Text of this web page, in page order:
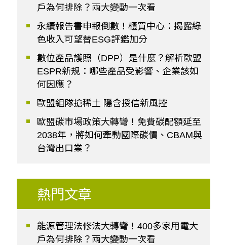
戶為何排除？兩大變動一次看
永續報告書申報倒數！櫃買中心：揭露綠
色收入可望替ESG評鑑加分
數位產品護照（DPP）是什麼？解析歐盟
ESPR新規：哪些產品受影響、企業該如
何因應？
歐盟組隊搶稀土 隱含授信新風控
歐盟碳市場政策大轉彎！免費碳配額延至
2038年，將如何牽動國際碳價、CBAM與
台灣出口業？
熱門文章
能源管理法修法大轉彎！400多家用電大
戶為何排除？兩大變動一次看